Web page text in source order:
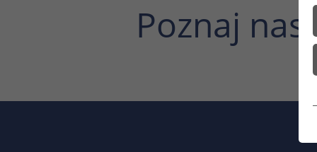
Poznaj nas